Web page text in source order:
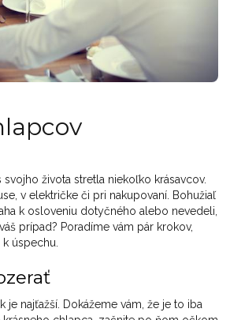
života stretla niekoľko krásavcov.
v električke či pri nakupovaní. Bohužiaľ
k osloveniu dotyčného ​​alebo nevedeli,
prípad? Poradíme vám pár krokov,
úspechu.
je najťažší. Dokážeme vám, že je to iba